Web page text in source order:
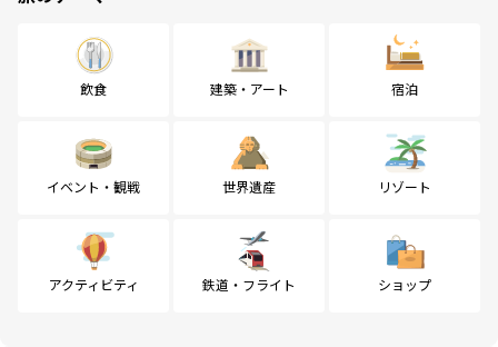
飲食 建築・アート 宿泊
イベント・観戦 世界遺産 リゾート
アクティビティ 鉄道・フライト ショップ